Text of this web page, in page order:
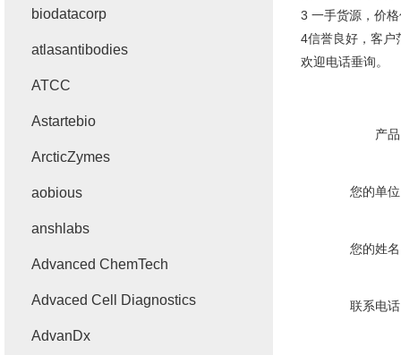
3 一手货源，价
4信誉良好，客户
欢迎电话垂询。
产
您的单
您的姓
联系电
biodatacorp
atlasantibodies
ATCC
Astartebio
ArcticZymes
aobious
anshlabs
Advanced ChemTech
Advaced Cell Diagnostics
AdvanDx